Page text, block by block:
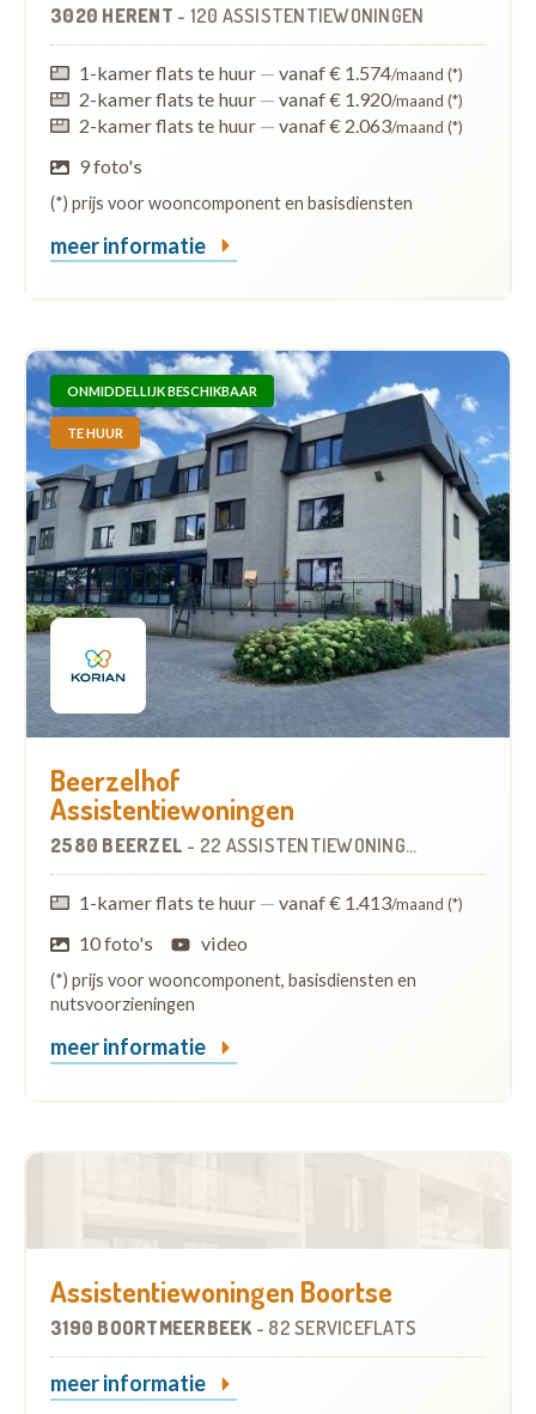
3020 HERENT - 120 ASSISTENTIEWONINGEN
1-kamer flats te huur — vanaf € 1.574/maand (*)
2-kamer flats te huur — vanaf € 1.920/maand (*)
2-kamer flats te huur — vanaf € 2.063/maand (*)
9 foto's
(*) prijs voor wooncomponent en basisdiensten
meer informatie
ONMIDDELLIJK BESCHIKBAAR
TE HUUR
Beerzelhof
Assistentiewoningen
2580 BEERZEL - 22 ASSISTENTIEWONINGEN
1-kamer flats te huur — vanaf € 1.413/maand (*)
10 foto's video
(*) prijs voor wooncomponent, basisdiensten en
nutsvoorzieningen
meer informatie
Assistentiewoningen Boortse
3190 BOORTMEERBEEK - 82 SERVICEFLATS
meer informatie